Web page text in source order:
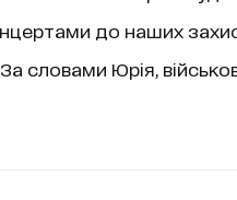
до наших
словами Юрія,